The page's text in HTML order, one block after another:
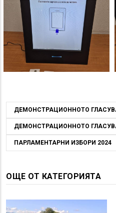
ДЕМОНСТРАЦИОННОТО
ДЕМОНСТРАЦИОННОТО
ПАРЛАМЕНТАРНИ ИЗБОРИ 2024
ОЩЕ ОТ КАТЕГОРИЯТА